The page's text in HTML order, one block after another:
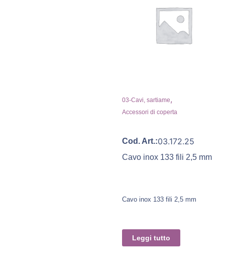
03-Cavi, sartiame,
Accessori di coperta
Cod. Art.:03.172.25
Cavo inox 133 fili 2,5 mm
Cavo inox 133 fili 2,5 mm
Leggi tutto